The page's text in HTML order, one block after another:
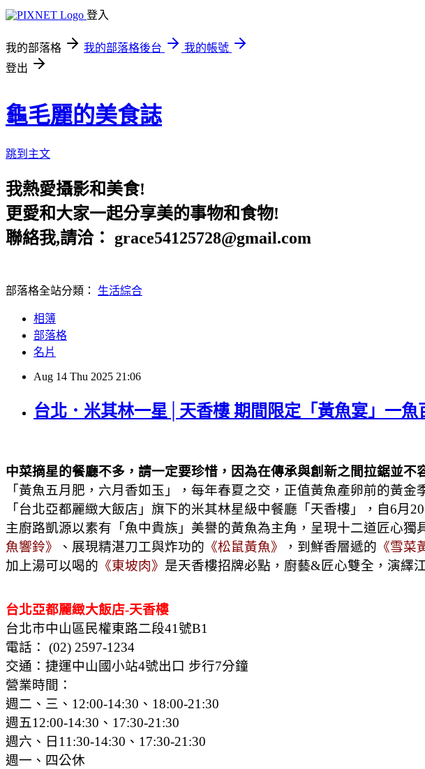
登入
我的部落格 我的部落格後台
我的帳號
登出
龜毛麗的美食誌
跳到主文
我熱愛攝影和美食!
更愛和大家一起分享美的事物和食物!
聯絡我,請洽： grace54125728@gmail.com
部落格全站分類： 生活綜合
相簿
部落格
名片
Aug 14 Thu 2025 21:06
台北．米其林一星│天香樓 期間限定「黃魚宴」一
中菜摘星的餐廳不多，請一定要珍惜，因為在傳承與創新之間拉鋸並不
「黃魚五月肥，六月香如玉」，每年春夏之交，正值黃魚產卵前的黃
「台北亞都麗緻大飯店」旗下的米其林星級中餐廳「天香樓」，自6月
主廚路凱源以素有「魚中貴族」美譽的黃魚為主角，呈現十二道匠心
魚響鈴》
、展現精湛刀工與炸功的 《松鼠黃魚》 ，到鮮香層遞的 《雪菜
加上湯可以喝的 《東坡肉》 是天香樓招牌必點，廚藝&匠心雙全，演繹
台北亞都麗緻大飯店-天香樓
台北市中山區民權東路二段41號B1
電話： (02) 2597-1234
交通：捷運中山國小站4號出口 步行7分鐘
營業時間：
週二、三、12:00-14:30、18:00-21:30
週五12:00-14:30、17:30-21:30
週六、日11:30-14:30、17:30-21:30
週一、四公休